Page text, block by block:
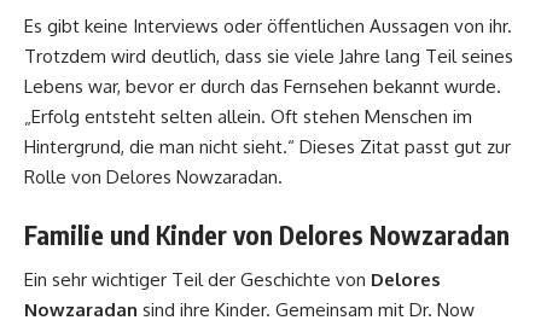
Es gibt keine Interviews oder öffentlichen Aussagen von ihr.
Trotzdem wird deutlich, dass sie viele Jahre lang Teil seines
Lebens war, bevor er durch das Fernsehen bekannt wurde.
„Erfolg entsteht selten allein. Oft stehen Menschen im
Hintergrund, die man nicht sieht.“ Dieses Zitat passt gut zur
Rolle von Delores Nowzaradan.
Familie und Kinder von Delores Nowzaradan
Ein sehr wichtiger Teil der Geschichte von Delores
Nowzaradan sind ihre Kinder. Gemeinsam mit Dr. Now